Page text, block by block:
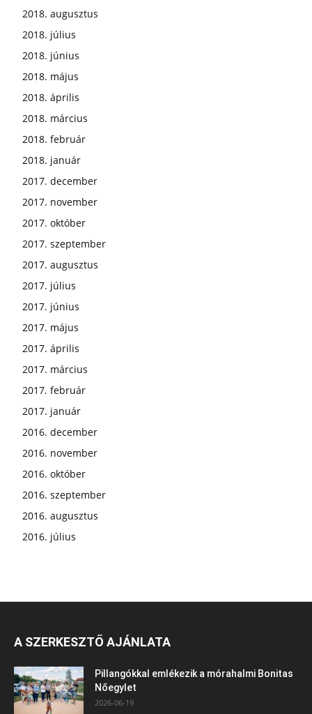
2018. augusztus
2018. július
2018. június
2018. május
2018. április
2018. március
2018. február
2018. január
2017. december
2017. november
2017. október
2017. szeptember
2017. augusztus
2017. július
2017. június
2017. május
2017. április
2017. március
2017. február
2017. január
2016. december
2016. november
2016. október
2016. szeptember
2016. augusztus
2016. július
A SZERKESZTŐ AJÁNLATA
Pillangókkal emlékezik a mórahalmi Bonitas
Nőegylet
2026-06-19